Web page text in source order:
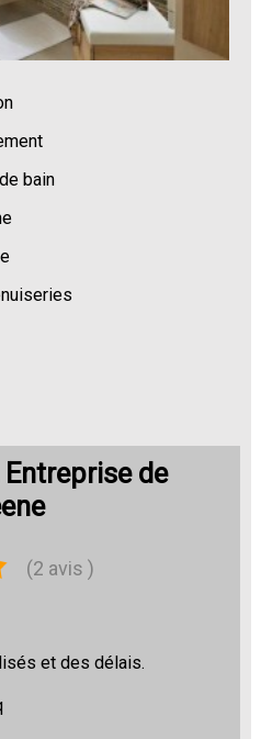
bain
Entreprise de
(2 avis )
et des délais.